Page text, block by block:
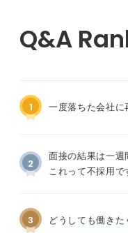
1 一度落ちた会社に
2
面接の結果は一週
これって不採用で
3 どうしても働き